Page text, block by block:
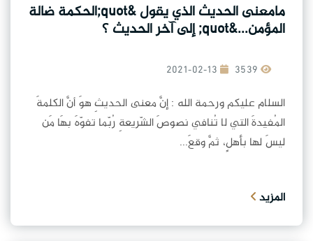
مامعنى الحديث الذي يقول &quot;الحكمة ضالة
المؤمن...&quot; إلى آخر الحديث ؟
2021-02-13
السلام عليكم ورحمة الله : إنَّ معنى الحديثِ هوَ أنَّ الكلمةَ
المُفيدةَ التي لا تُنافي نصوصَ الشّريعةِ رُبّما تفوّهَ بهَا مَن
ليسَ لها بأهلٍ، ثمَّ وقعَ...
المزيد